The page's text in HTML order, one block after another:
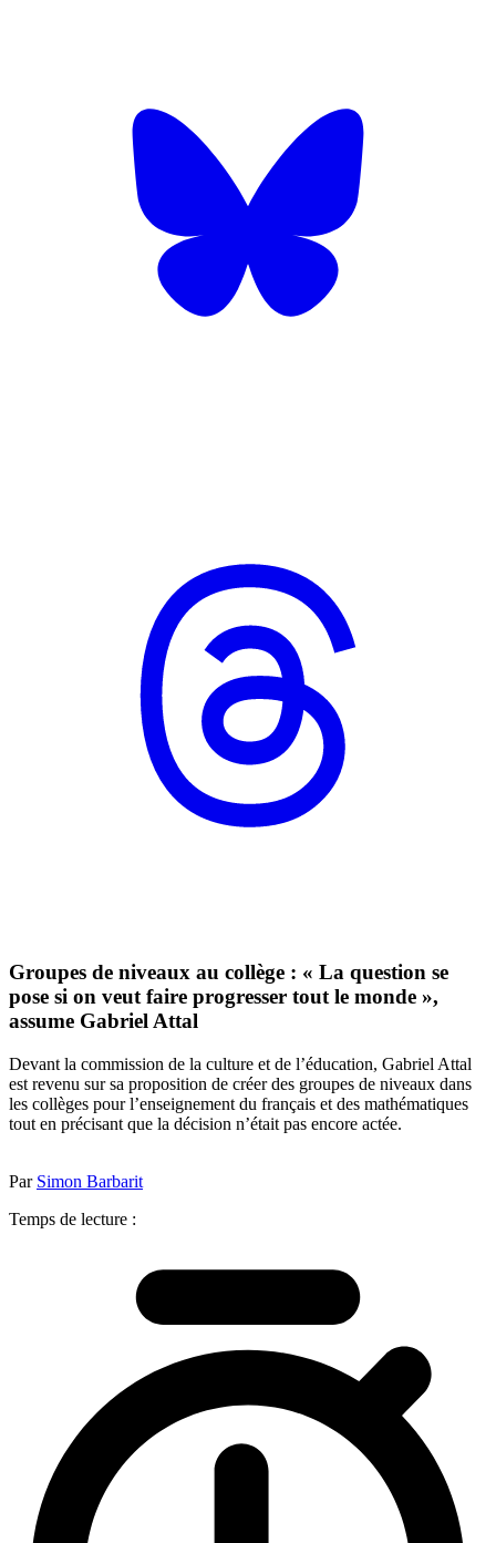
Groupes de niveaux au collège : « La question se
pose si on veut faire progresser tout le monde »,
assume Gabriel Attal
Devant la commission de la culture et de l’éducation, Gabriel Attal
est revenu sur sa proposition de créer des groupes de niveaux dans
les collèges pour l’enseignement du français et des mathématiques
tout en précisant que la décision n’était pas encore actée.
Par Simon Barbarit
Temps de lecture :